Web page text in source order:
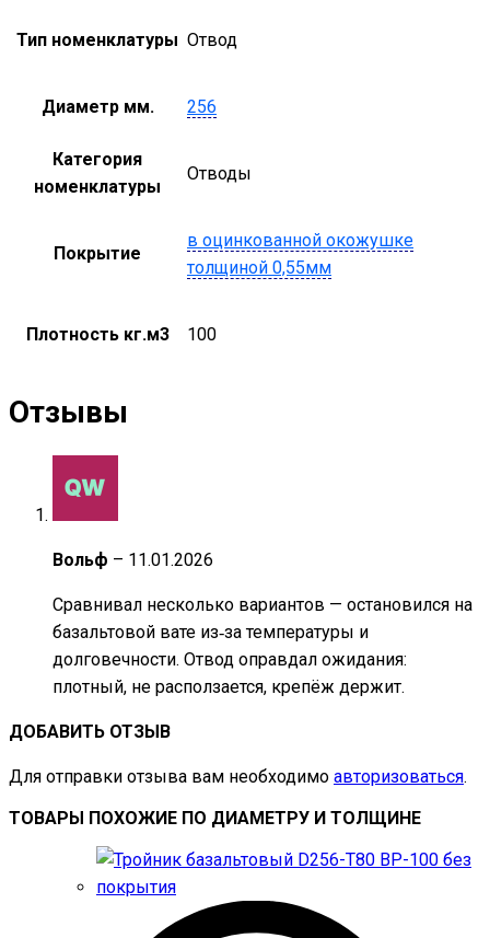
Тип номенклатуры Отвод
Диаметр мм. 256
Категория
номенклатуры
Отводы
Покрытие
в оцинкованной окожушке
толщиной 0,55мм
Плотность кг.м3 100
Отзывы
Вольф – 11.01.2026
Сравнивал несколько вариантов — остановился на
базальтовой вате из‑за температуры и
долговечности. Отвод оправдал ожидания:
плотный, не расползается, крепёж держит.
ДОБАВИТЬ ОТЗЫВ
Для отправки отзыва вам необходимо авторизоваться.
ТОВАРЫ ПОХОЖИЕ ПО ДИАМЕТРУ И ТОЛЩИНЕ